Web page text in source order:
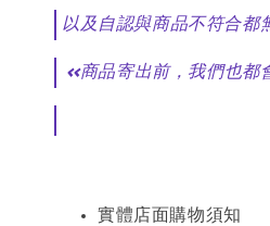
以及自認與商品不符合都
<<商品寄出前，我們也都
實體店面購物須知